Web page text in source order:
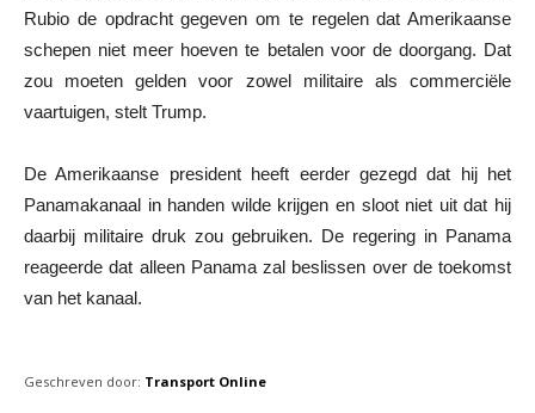
Rubio de opdracht gegeven om te regelen dat Amerikaanse
schepen niet meer hoeven te betalen voor de doorgang. Dat
zou moeten gelden voor zowel militaire als commerciële
vaartuigen, stelt Trump.
De Amerikaanse president heeft eerder gezegd dat hij het
Panamakanaal in handen wilde krijgen en sloot niet uit dat hij
daarbij militaire druk zou gebruiken. De regering in Panama
reageerde dat alleen Panama zal beslissen over de toekomst
van het kanaal.
Geschreven door: Transport Online